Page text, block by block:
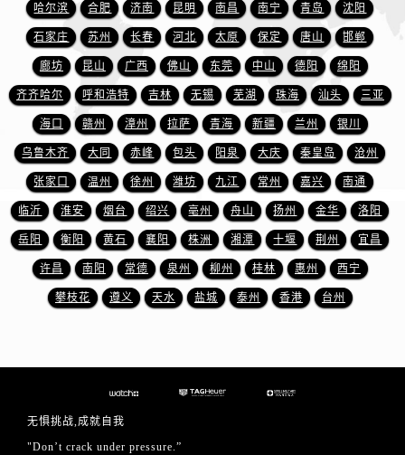
安徽省阜阳市颍州区颍州北路泰格豪雅售后服务中心（需提前预约）
安徽省淮北市相山区淮海路泰格豪雅售后服务中心（需提前预约）
安徽省淮南市田家庵区国庆中路泰格豪雅售后服务中心（需提前预约）
安徽省黄山市屯溪区黄山西路泰格豪雅售后服务中心（需提前预约）
安徽省六安市金安区解放中路泰格豪雅售后服务中心（需提前预约）
安徽省马鞍山市雨山区湖南西路泰格豪雅售后服务中心（需提前预约）
安徽省宿州市埇桥区人民中路泰格豪雅售后服务中心（需提前预约）
安徽省铜陵市铜官区石城大道泰格豪雅售后服务中心（需提前预约）
安徽省芜湖市镜湖区中山路步行街泰格豪雅售后服务中心（需提前预约）
安徽省宣城市宣州区叠嶂西路泰格豪雅售后服务中心（需提前预约）
福建省龙岩市新罗区九一南路泰格豪雅售后服务中心（需提前预约）
福建省三明市三元区东乾二路泰格豪雅售后服务中心（需提前预约）
哈尔滨 合肥 济南 昆明 南昌 南宁 青岛 沈阳
石家庄 苏州 长春 河北 太原 保定 唐山 邯郸
廊坊 昆山 广西 佛山 东莞 中山 德阳 绵阳
齐齐哈尔 呼和浩特 吉林 无锡 芜湖 珠海 汕头 三亚
海口 赣州 漳州 拉萨 青海 新疆 兰州 银川
乌鲁木齐 大同 赤峰 包头 阳泉 大庆 秦皇岛 沧州
张家口 温州 徐州 潍坊 九江 常州 嘉兴 南通
临沂 淮安 烟台 绍兴 亳州 舟山 扬州 金华 洛阳
岳阳 衡阳 黄石 襄阳 株洲 湘潭 十堰 荆州 宜昌
许昌 南阳 常德 泉州 柳州 桂林 惠州 西宁
攀枝花 遵义 天水 盐城 泰州 香港 台州
无惧挑战,成就自我
"Don’t crack under pressure.”